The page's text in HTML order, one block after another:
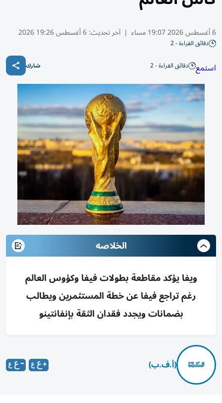
6 أغسطس 2026 19:07 مساء | آخر تحديث:6 أغسطس 19:26 2026
دقائق القراءة - 2
استمع دقائق القراءة - 2 شارك
الخلاصه
ويفا يؤكد مقاطعة بطولات فيفا وكؤوس العالم
رغم تراجع فيفا عن خطة المستثمرين ويطالب
بضمانات ويجدد فقدان الثقة بإنفانتينو
(أ.ف.ب)